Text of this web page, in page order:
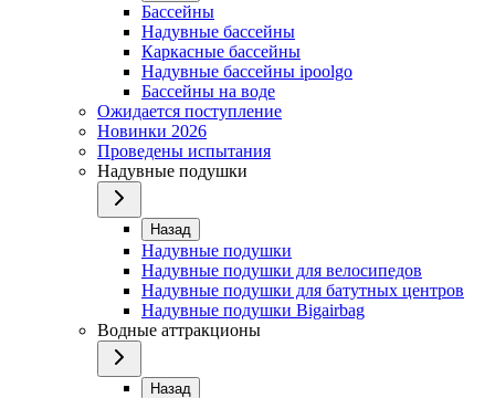
Бассейны
Надувные бассейны
Каркасные бассейны
Надувные бассейны ipoolgo
Бассейны на воде
Ожидается поступление
Новинки 2026
Проведены испытания
Надувные подушки
Назад
Надувные подушки
Надувные подушки для велосипедов
Надувные подушки для батутных центров
Надувные подушки Bigairbag
Водные аттракционы
Назад